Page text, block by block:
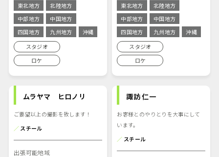
東北地方
北陸地方
中部地方
中国地方
四国地方
九州地方
沖縄
スタジオ
ロケ
東北地方
北陸地方
中部地方
中国地方
四国地方
九州地方
沖縄
スタジオ
ロケ
ムラヤマ ヒロノリ
ご要望以上の撮影を致します！
／スチール
出張可能地域
諏訪 仁一
お客様とのやりとりを大事にして
います。
／ スチール